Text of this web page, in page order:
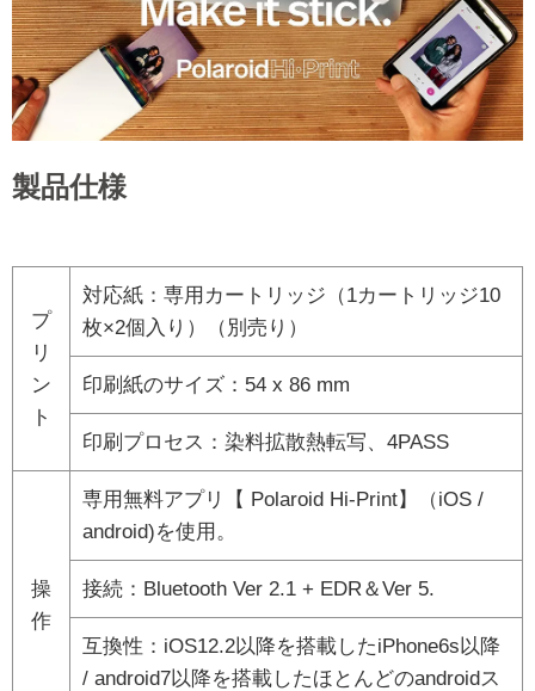
製品仕様
プ
リ
ン
ト
対応紙：専用カートリッジ（1カートリッジ10
枚×2個入り）（別売り）
印刷紙のサイズ：54 x 86 mm
印刷プロセス：染料拡散熱転写、4PASS
操
作
専用無料アプリ【 Polaroid Hi-Print】（iOS /
android)を使用。
接続：Bluetooth Ver 2.1 + EDR＆Ver 5.
互換性：iOS12.2以降を搭載したiPhone6s以降
/ android7以降を搭載したほとんどのandroidス